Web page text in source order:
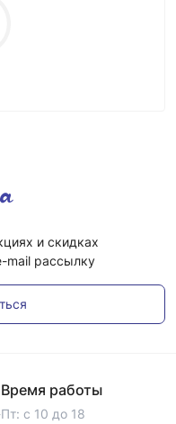
и скидках
mail рассылку
Время работы
с 10 до 18